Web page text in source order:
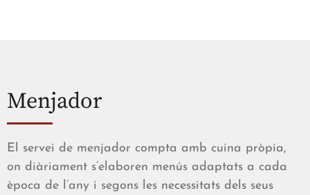
Menjador
El servei de menjador compta amb cuina pròpia,
on diàriament s’elaboren menús adaptats a cada
època de l’any i segons les necessitats dels seus